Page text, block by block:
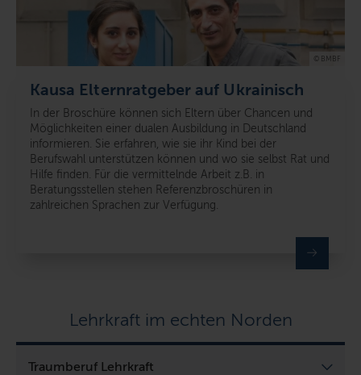
Kausa Elternratgeber auf Ukrainisch
In der Broschüre können sich Eltern über Chancen und
Möglichkeiten einer dualen Ausbildung in Deutschland
informieren. Sie erfahren, wie sie ihr Kind bei der
Berufswahl unterstützen können und wo sie selbst Rat und
Hilfe finden. Für die vermittelnde Arbeit z.B. in
Beratungsstellen stehen Referenzbroschüren in
zahlreichen Sprachen zur Verfügung.
© BMBF
Lehrkraft im echten Norden
Traumberuf Lehrkraft